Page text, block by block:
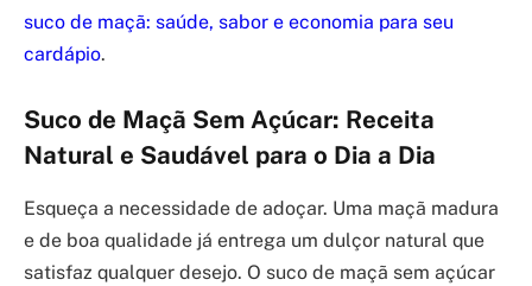
suco de maçã: saúde, sabor e economia para seu
cardápio.
Suco de Maçã Sem Açúcar: Receita
Natural e Saudável para o Dia a Dia
Esqueça a necessidade de adoçar. Uma maçã madura
e de boa qualidade já entrega um dulçor natural que
satisfaz qualquer desejo. O suco de maçã sem açúcar